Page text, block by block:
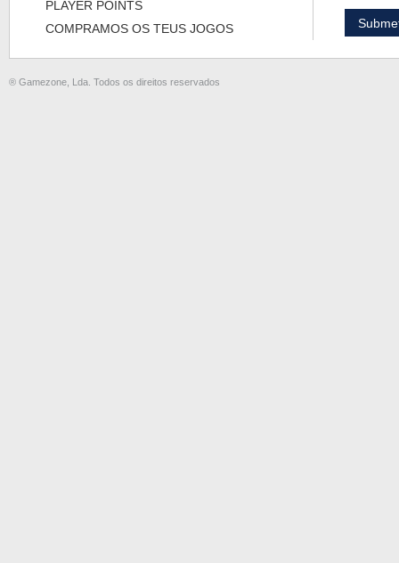
PLAYER POINTS
COMPRAMOS OS TEUS JOGOS
® Gamezone, Lda. Todos os direitos reservados